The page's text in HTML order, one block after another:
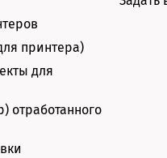
принтера)
для
отработанного